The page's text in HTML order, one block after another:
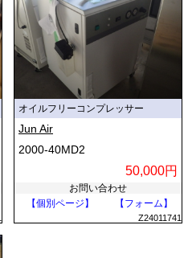
オイルフリーコンプレッサー
Jun Air
2000-40MD2
50,000円
お問い合わせ
【個別ページ】
【フォーム】
Z24011741